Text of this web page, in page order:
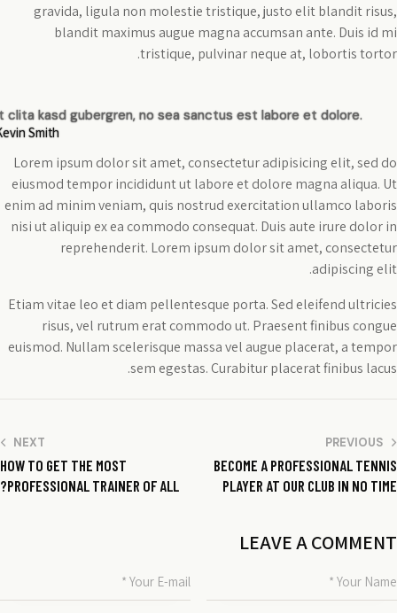
gravida, ligula non molestie tristique, justo elit blandit risus,
blandit maximus augue magna accumsan ante. Duis id mi
tristique, pulvinar neque at, lobortis tortor.
clita kasd gubergren, no sea sanctus est labore et dolore.
Smith
Lorem ipsum dolor sit amet, consectetur adipisicing elit, sed do
eiusmod tempor incididunt ut labore et dolore magna aliqua. Ut
enim ad minim veniam, quis nostrud exercitation ullamco laboris
nisi ut aliquip ex ea commodo consequat. Duis aute irure dolor in
reprehenderit. Lorem ipsum dolor sit amet, consectetur
adipiscing elit.
Etiam vitae leo et diam pellentesque porta. Sed eleifend ultricies
risus, vel rutrum erat commodo ut. Praesent finibus congue
euismod. Nullam scelerisque massa vel augue placerat, a tempor
sem egestas. Curabitur placerat finibus lacus.
ניווט
PREVIOUS
BECOME A PROFESSIONAL TENNIS
PLAYER AT OUR CLUB IN NO TIME
NEXT
HOW TO GET THE MOST
PROFESSIONAL TRAINER OF ALL?
LEAVE A COMMENT